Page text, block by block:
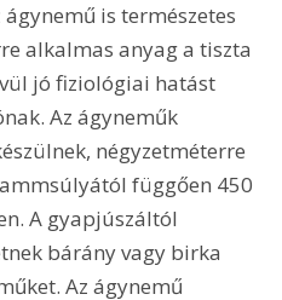
is természetes
alkalmas anyag a tiszta
jó fiziológiai hatást
Az ágyneműk
négyzetméterre
függően 450
A gyapjúszáltól
bárány vagy birka
Az ágynemű